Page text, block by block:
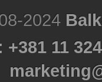
2024
11